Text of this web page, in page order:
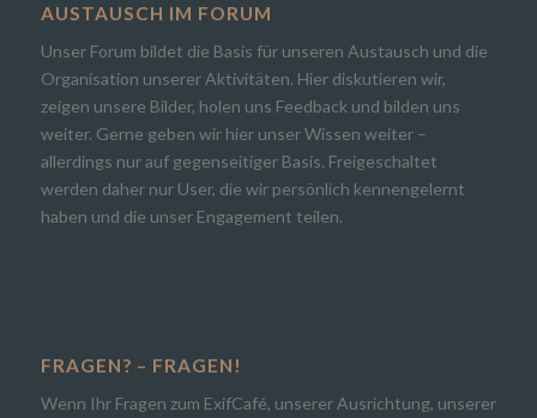
AUSTAUSCH IM FORUM
Unser Forum bildet die Basis für unseren Austausch und die
Organisation unserer Aktivitäten. Hier diskutieren wir,
zeigen unsere Bilder, holen uns Feedback und bilden uns
weiter. Gerne geben wir hier unser Wissen weiter –
allerdings nur auf gegenseitiger Basis. Freigeschaltet
werden daher nur User, die wir persönlich kennengelernt
haben und die unser Engagement teilen.
FRAGEN? – FRAGEN!
Wenn Ihr Fragen zum ExifCafé, unserer Ausrichtung, unserer